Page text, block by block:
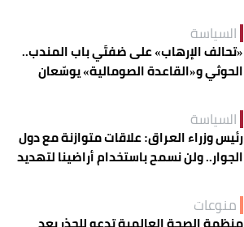
السياسة
«تحالف الإرهاب» على ضفتَي باب المندب..
الحوثي و«القاعدة الصومالية» يوسّعان
السياسة
رئيس وزراء العراق: علاقات متوازنة مع دول
الجوار.. ولن نسمح باستخدام أراضينا لتهديد
منوعات